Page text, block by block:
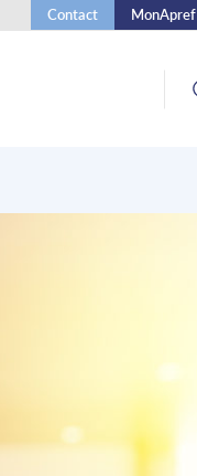
Contact MonApref